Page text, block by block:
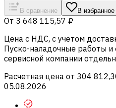
В сравнение В избранное
От 3 648 115,57 ₽
Цена c НДС, с учетом
Пуско-наладочные работы и
сервисной компании
Расчетная цена от 304
05.08.2026